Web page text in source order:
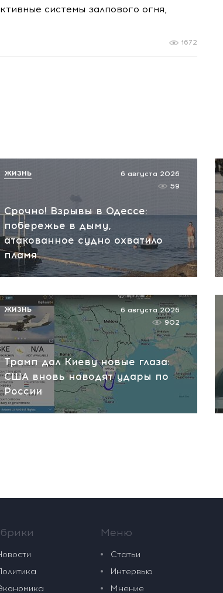
системы залпового огня,
1672
Срочно! Взрывы в Одессе:
побережье в дыму,
атакованное судно охватило
пламя
6 августа 2026
59
ЖИЗНЬ
Трамп дал Киеву новые глаза:
США вновь наводят удары по
России
6 августа 2026
902
ЖИЗНЬ
Меню
Статьи
Интервью
Мнение